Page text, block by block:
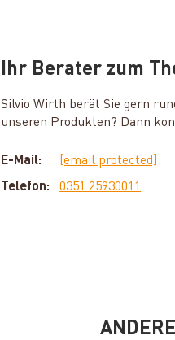
Ihr Berater zum
Silvio Wirth berät Sie gern
unseren Produkten? Dann
E-Mail:
[email protected]
Telefon:
0351 25930011